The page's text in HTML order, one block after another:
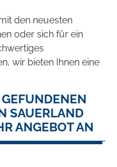
den neuesten
oder sich für ein
wir bieten Ihnen eine
SAUERLAND
ANGEBOT AN